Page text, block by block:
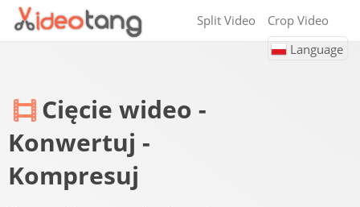
Split Video
Crop Video
Language
Cięcie wideo -
Konwertuj -
Kompresuj